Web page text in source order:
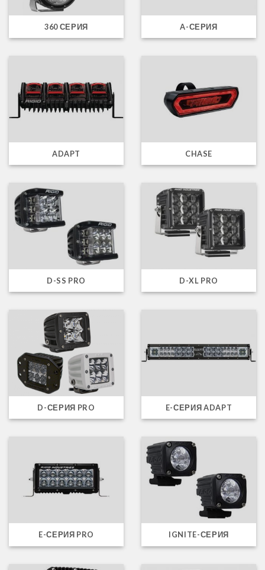
360 СЕРИЯ A-СЕРИЯ
ADAPT CHASE
D-SS PRO D-XL PRO
D-СЕРИЯ PRO E-СЕРИЯ ADAPT
E-СЕРИЯ PRO IGNITE-СЕРИЯ